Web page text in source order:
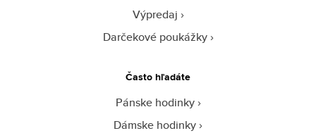
Výpredaj
Darčekové poukážky
Často hľadáte
Pánske hodinky
Dámske hodinky